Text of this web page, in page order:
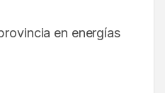
en energías